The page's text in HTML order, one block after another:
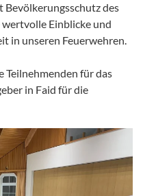
Bevölkerungsschutz des
Einblicke und
in unseren Feuerwehren.
Teilnehmenden für das
in Faid für die